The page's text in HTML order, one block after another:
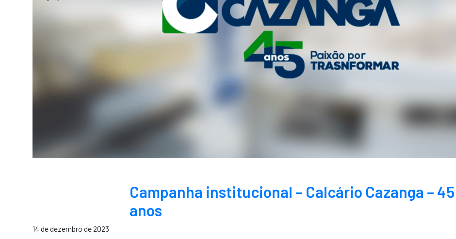
Campanha institucional – Calcário Cazanga – 45
anos
14 de dezembro de 2023